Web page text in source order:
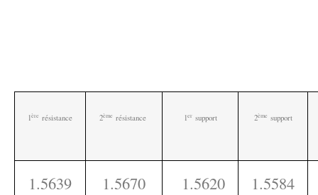
1ère résistance 2ème résistance 1ersupport 2ème support
1.5639 1.5670 1.5620 1.5584